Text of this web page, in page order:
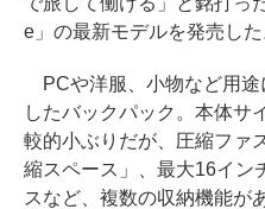
e」の最新モデルを発売した
PCや洋服、小物など用途
したバックパック。本体サ
較的小ぶりだが、圧縮ファ
縮スペース」、最大16イン
スなど、複数の収納機能が